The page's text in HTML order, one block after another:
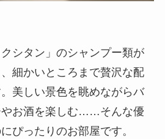
シタン」のシャンプー類が
細かいところまで贅沢な配
美しい景色を眺めながらバ
やお酒を楽しむ……そんな優
ぴったりのお部屋です。